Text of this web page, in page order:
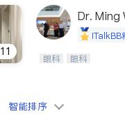
非盈
11
Dr. Ming
iTalkBB
Wang Vision
眼科 眼科
智能排序